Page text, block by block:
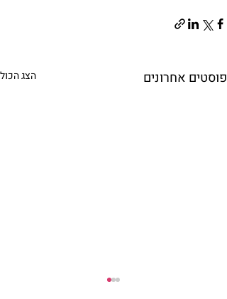
פוסטים אחרונים הצג הכול